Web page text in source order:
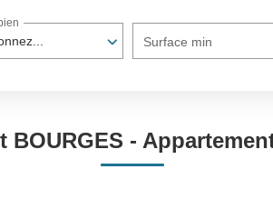
Surface min
-